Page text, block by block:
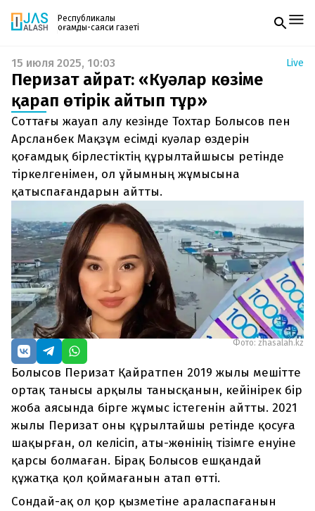
Республикалық
қоғамдық-саяси газеті
Жаңалықтар
Спорт
Live
Руханият
Аймақ
Архив
Заң және тәртіп
Редакциямен байланыс
+7 708 604 51 06
+7 701 220 64 52
Пошта
zhasalash100@gmail.com
Газетке жазылу
PDF форматтағы газетті ай сайын электронды
поштаңызға алып отырыңыз. Жаңа нөмір
шыққан сәтте сізге бірден жіберіледі. Тек email
енгізіңіз, біз қалғанын өзіміз жібереміз.
15 июля 2025, 10:03 Live
Перизат Қайрат: «Куәлар көзіме
қарап өтірік айтып тұр»
Соттағы жауап алу кезінде Тохтар Болысов пен
Арсланбек Мақзұм есімді куәлар өздерін
қоғамдық бірлестіктің құрылтайшысы ретінде
тіркелгенімен, ол ұйымның жұмысына
қатыспағандарын айтты.
Фото: zhasalah.kz
Болысов Перизат Қайратпен 2019 жылы мешітте
ортақ танысы арқылы танысқанын, кейінірек бір
жоба аясында бірге жұмыс істегенін айтты. 2021
жылы Перизат оны құрылтайшы ретінде қосуға
шақырған, ол келісіп, аты-жөнінің тізімге енуіне
қарсы болмаған. Бірақ Болысов ешқандай
құжатқа қол қоймағанын атап өтті.
Сондай-ақ ол қор қызметіне араласпағанын